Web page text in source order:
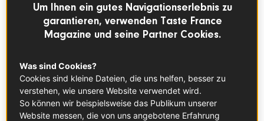
Um Ihnen ein gutes Navigationserlebnis zu
garantieren, verwenden Taste France
Magazine und seine Partner Cookies.
Was sind Cookies?
Cookies sind kleine Dateien, die uns helfen, besser zu
verstehen, wie unsere Website verwendet wird.
So können wir beispielsweise das Publikum unserer
Website messen, die von uns angebotene Erfahrung